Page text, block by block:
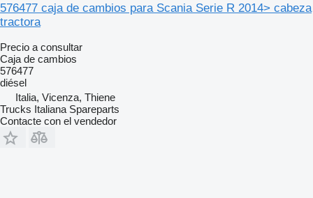
576477 caja de cambios para Scania Serie R 2014> cabeza
tractora
Precio a consultar
Caja de cambios
576477
diésel
Italia, Vicenza, Thiene
Trucks Italiana Spareparts
Contacte con el vendedor